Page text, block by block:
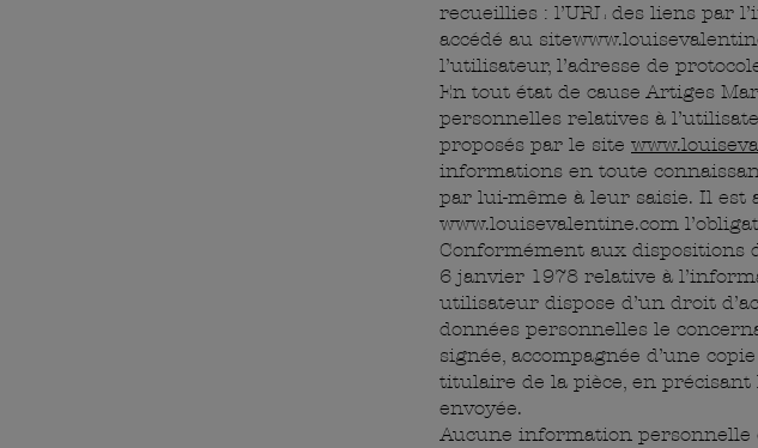
recueillies : l’URL des liens par
accédé au site
l’utilisateur, l’adresse de
En tout état de cause Artiges
personnelles relatives à
proposés par le site
informations en toute
par lui-même à leur saisie. Il est
www.louisevalentine.com
Conformément aux dispositions
6 janvier 1978 relative à
utilisateur dispose d’un droit
données personnelles le
signée, accompagnée d’une
titulaire de la pièce, en précisant
envoyée.
Aucune information personnelle